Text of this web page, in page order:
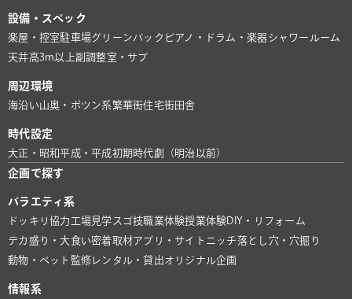
設備・スペック
楽屋・控室駐車場グリーンバック ピアノ・ドラム・楽器シャワールーム
天井高3m以上副調整室・サブ
周辺環境
海沿い山奥・ポツン系繁華街住宅街田舎
時代設定
大正・昭和平成・平成初期時代劇（明治以前）
企画で探す
バラエティ系
ドッキリ協力 工場見学 スゴ技職業体験授業体験DIY・リフォーム
デカ盛り・大食い密着取材アプリ・サイト ニッチ落とし穴・穴掘り
動物・ペット 監修レンタル・貸出オリジナル企画
情報系